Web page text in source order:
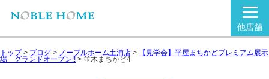
他店舗
トップ> ブログ > ノーブルホーム土浦店 > 【見学会】平屋まちかどプレミアム展示
場 グランドオープン!! > 並木まちかど4